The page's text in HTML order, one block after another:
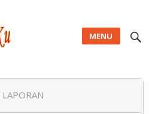
MENU
LAPORAN